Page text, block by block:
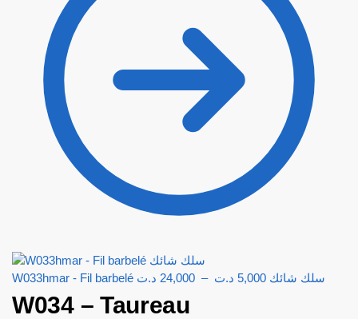
W033hmar - Fil barbelé سلك شائك 5,000 د.ت –
24,000 د.ت
W034 – Taureau